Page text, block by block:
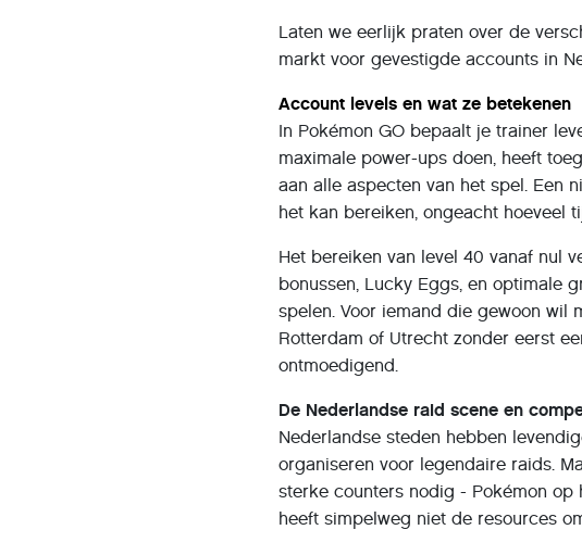
Laten we eerlijk praten over de
markt voor gevestigde accounts in
Account levels en wat ze betekenen
In Pokémon GO bepaalt je trainer
maximale power-ups doen, heeft
aan alle aspecten van het spel. Een
het kan bereiken, ongeacht hoeveel
Het bereiken van level 40 vanaf nul
bonussen, Lucky Eggs, en optimale
spelen. Voor iemand die gewoon wil
Rotterdam of Utrecht zonder eerst
ontmoedigend.
De Nederlandse raid scene en
Nederlandse steden hebben
organiseren voor legendaire raids.
sterke counters nodig - Pokémon op
heeft simpelweg niet de resources